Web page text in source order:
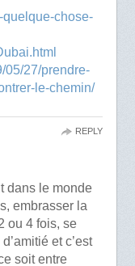
quelque-chose-
05/27/prendre-
le-chemin/
dans le monde
embrasser la
ou 4 fois, se
et c’est
soit entre
REPLY